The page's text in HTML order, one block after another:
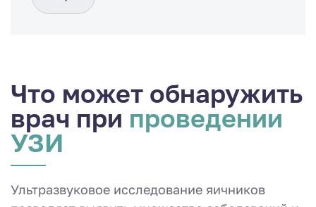
Что может обнаружить
врач при проведении
УЗИ
Ультразвуковое исследование яичников